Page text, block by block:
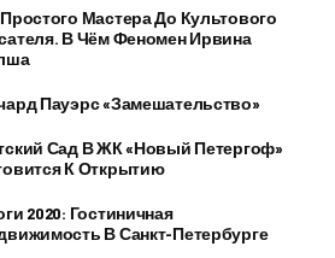
Мастера До Культового
В Чём Феномен Ирвина
Пауэрс «Замешательство»
Сад В ЖК «Новый Петергоф»
К Открытию
2020: Гостиничная
В Санкт-Петербурге